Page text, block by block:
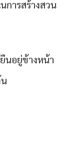
การสร้างสวน
นอยู่ข้างหน้า
น